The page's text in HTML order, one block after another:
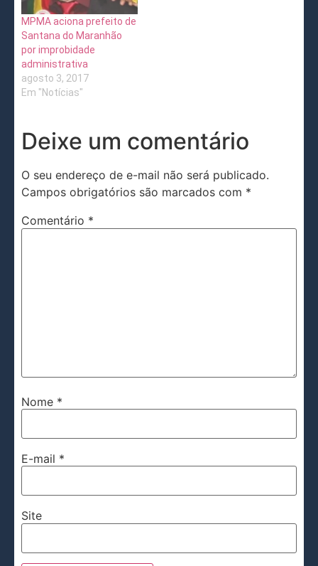
MPMA aciona prefeito de
Santana do Maranhão
por improbidade
administrativa
agosto 3, 2017
Em "Notícias"
Deixe um comentário
O seu endereço de e-mail não será publicado.
Campos obrigatórios são marcados com *
Comentário *
Nome *
E-mail *
Site